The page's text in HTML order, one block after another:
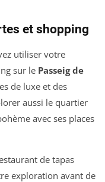
et shopping
utiliser votre
sur le Passeig de
de luxe et des
aussi le quartier
avec ses places
de tapas
exploration avant de